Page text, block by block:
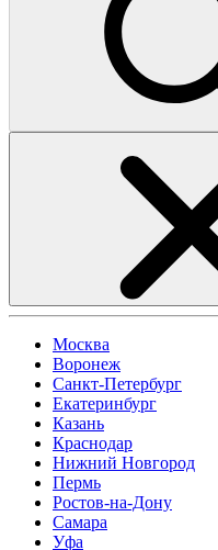
Москва
Воронеж
Санкт-Петербург
Екатеринбург
Казань
Краснодар
Нижний Новгород
Пермь
Ростов-на-Дону
Самара
Уфа